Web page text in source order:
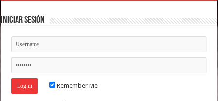
Iniciar Sesión
Remember Me